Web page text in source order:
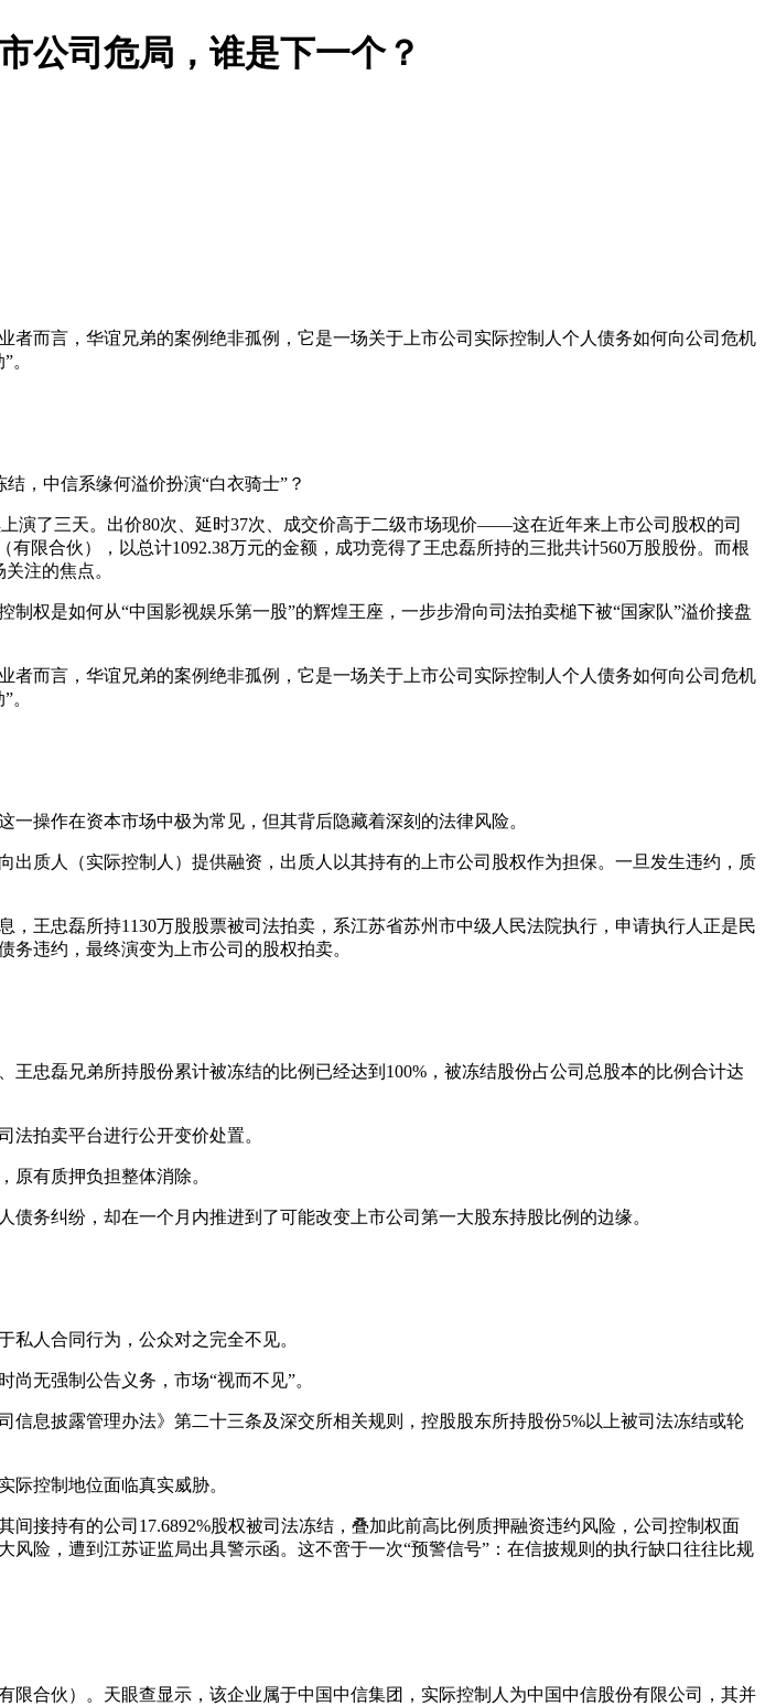
公司危局，谁是下一个？
而言，华谊兄弟的案例绝非孤例，它是一场关于上市公司实际控制人个人债务如何向公司危机
。
，中信系缘何溢价扮演“白衣骑士”？
演了三天。出价80次、延时37次、成交价高于二级市场现价——这在近年来上市公司股权的司
限合伙），以总计1092.38万元的金额，成功竞得了王忠磊所持的三批共计560万股股份。而根
注的焦点。
是如何从“中国影视娱乐第一股”的辉煌王座，一步步滑向司法拍卖槌下被“国家队”溢价接盘
而言，华谊兄弟的案例绝非孤例，它是一场关于上市公司实际控制人个人债务如何向公司危机
。
操作在资本市场中极为常见，但其背后隐藏着深刻的法律风险。
质人（实际控制人）提供融资，出质人以其持有的上市公司股权作为担保。一旦发生违约，质
王忠磊所持1130万股股票被司法拍卖，系江苏省苏州市中级人民法院执行，申请执行人正是民
违约，最终演变为上市公司的股权拍卖。
忠磊兄弟所持股份累计被冻结的比例已经达到100%，被冻结股份占公司总股本的比例合计达
拍卖平台进行公开变价处置。
原有质押负担整体消除。
务纠纷，却在一个月内推进到了可能改变上市公司第一大股东持股比例的边缘。
人合同行为，公众对之完全不见。
无强制公告义务，市场“视而不见”。
息披露管理办法》第二十三条及深交所相关规则，控股股东所持股份5%以上被司法冻结或轮
控制地位面临真实威胁。
接持有的公司17.6892%股权被司法冻结，叠加此前高比例质押融资违约风险，公司控制权面
险，遭到江苏证监局出具警示函。这不啻于一次“预警信号”：在信披规则的执行缺口往往比规
合伙）。天眼查显示，该企业属于中国中信集团，实际控制人为中国中信股份有限公司，其并